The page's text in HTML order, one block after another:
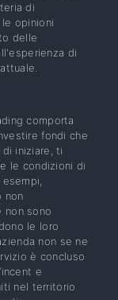
di
opinioni
delle
di
comporta
fondi che
iniziare, ti
le condizioni di
non
non sono
le loro
non se ne
è concluso
e
nel territorio